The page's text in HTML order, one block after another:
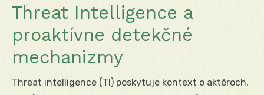
Threat Intelligence a
proaktívne detekčné
mechanizmy
Threat intelligence (TI) poskytuje kontext o aktéroch,